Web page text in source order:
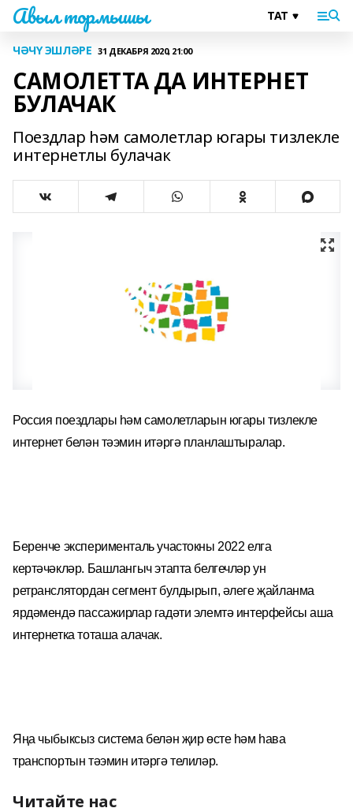
Авыл тормышы
ЧӘЧҮ ЭШЛӘРЕ 31 ДЕКАБРЯ 2020, 21:00
САМОЛЕТТА ДА ИНТЕРНЕТ
БУЛАЧАК
Поездлар һәм самолетлар югары тизлекле
интернетлы булачак
Россия поездлары һәм самолетларын югары тизлекле
интернет белән тәэмин итәргә планлаштыралар.
Беренче эксперименталь участокны 2022 елга
кертәчәкләр. Башлангыч этапта белгечләр ун
ретранслятордан сегмент булдырып, әлеге җайланма
ярдәмендә пассажирлар гадәти элемтә интерфейсы аша
интернетка тоташа алачак.
Яңа чыбыксыз система белән җир өсте һәм һава
транспортын тәэмин итәргә телиләр.
Читайте нас